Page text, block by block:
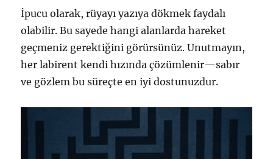
İpucu olarak, rüyayı yazıya dökmek faydalı
olabilir. Bu sayede hangi alanlarda hareket
geçmeniz gerektiğini görürsünüz. Unutmayın,
her labirent kendi hızında çözümlenir—sabır
ve gözlem bu süreçte en iyi dostunuzdur.